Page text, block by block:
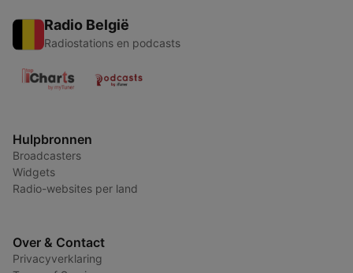
Radio België
Radiostations en podcasts
Hulpbronnen
Broadcasters
Widgets
Radio-websites per land
Over & Contact
Privacyverklaring